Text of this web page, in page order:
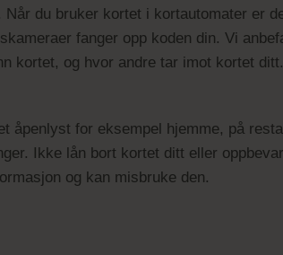
du bruker kortet i kortautomater er
fanger opp koden din. Vi
kortet, og hvor andre tar imot kortet
åpenlyst for eksempel hjemme, på
Ikke lån bort kortet ditt eller
og kan misbruke den.